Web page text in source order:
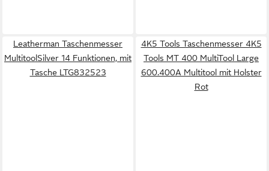
Leatherman Taschenmesser
MultitoolSilver 14 Funktionen, mit
Tasche LTG832523
4K5 Tools Taschenmesser 4K5
Tools MT 400 MultiTool Large
600.400A Multitool mit Holster
Rot